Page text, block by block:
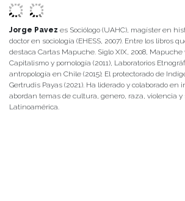
Jorge Pavez es Sociólogo (UAHC), magíster en
doctor en sociología (EHESS, 2007). Entre los libros
destaca Cartas Mapuche. Siglo XIX, 2008, Mapuche
Capitalismo y pornología (2011), Laboratorios
antropología en Chile (2015); El protectorado de
Gertrudis Payas (2021). Ha liderado y colaborado en
abordan temas de cultura, genero, raza, violencia
Latinoamérica.